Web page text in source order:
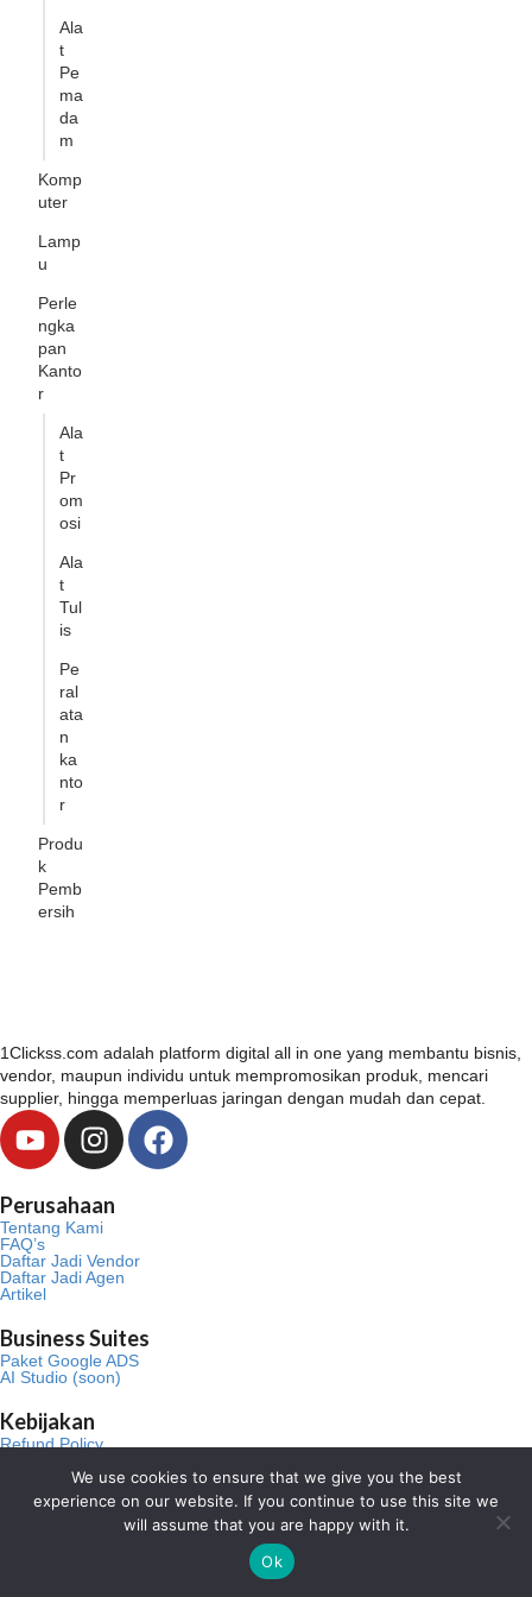
Ala
t
Pe
ma
da
m
Komp
uter
Lamp
u
Perle
ngka
pan
Kanto
r
Ala
t
Pr
om
osi
Ala
t
Tul
is
Pe
ral
ata
n
ka
nto
r
Produ
k
Pemb
ersih
1Clickss.com adalah platform digital all in one yang membantu bisnis,
vendor, maupun individu untuk mempromosikan produk, mencari
supplier, hingga memperluas jaringan dengan mudah dan cepat.
Y
o
t
u
b
e
I
n
t
a
g
a
m
F
a
Perusahaan
Tentang Kami
FAQ’s
Daftar Jadi Vendor
Daftar Jadi Agen
Artikel
Business Suites
Paket Google ADS
AI Studio (soon)
Kebijakan
Refund Policy
Privacy PolicyWe use cookies to ensure that we give you the best
experience on our website. If you continue to use this site we
will assume that you are happy with it.
Ok